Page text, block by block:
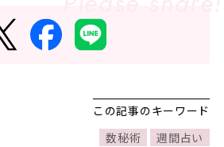
この記事のキーワード
数秘術
週間占い